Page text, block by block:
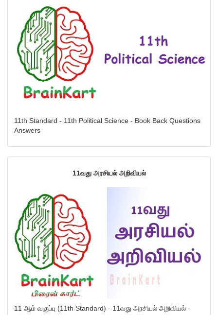
11th Standard - 11th Political Science - Book Back Questions
Answers
11வது அரசியல் அறிவியல்
11 ஆம் வகுப்பு (11th Standard) - 11வது அரசியல் அறிவியல் -